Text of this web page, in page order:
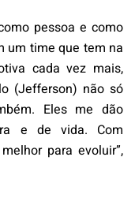
pessoa e como
um time que tem na
cada vez mais,
(Jefferson) não só
Eles me dão
e de vida. Com
para evoluir”,